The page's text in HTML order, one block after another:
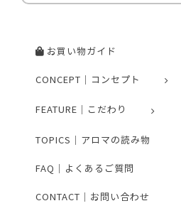
お買い物ガイド
CONCEPT｜コンセプト
FEATURE｜こだわり
TOPICS｜アロマの読み物
FAQ｜よくあるご質問
CONTACT｜お問い合わせ